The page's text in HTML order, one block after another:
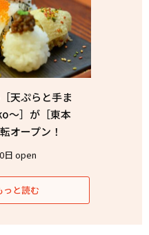
天ぷらと手ま
〜］が［東本
オープン！
日 open
っと読む